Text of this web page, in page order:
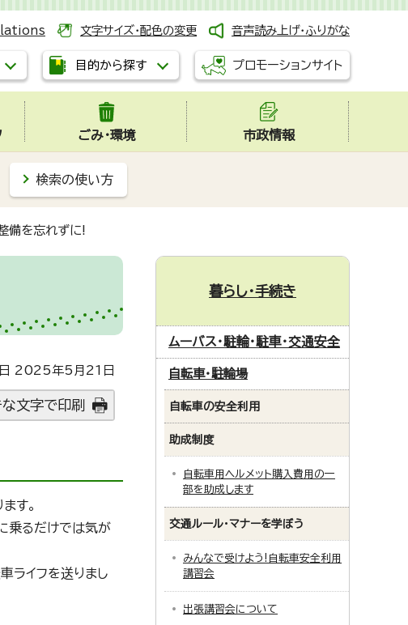
文字サイズ・配色の変更 音声読み上げ・ふりがな
目的から探す プロモーションサイト
ごみ・環境 市政情報
検索の使い方
備を忘れずに!
2025年5月21日
文字で印刷
す。
乗るだけでは気が
ライフを送りまし
暮らし・手続き
ムーバス・駐輪・駐車・交通安全
自転車・駐輪場
自転車の安全利用
助成制度
自転車用ヘルメット購入費用の一
部を助成します
交通ルール・マナーを学ぼう
みんなで受けよう!自転車安全利用
講習会
出張講習会について